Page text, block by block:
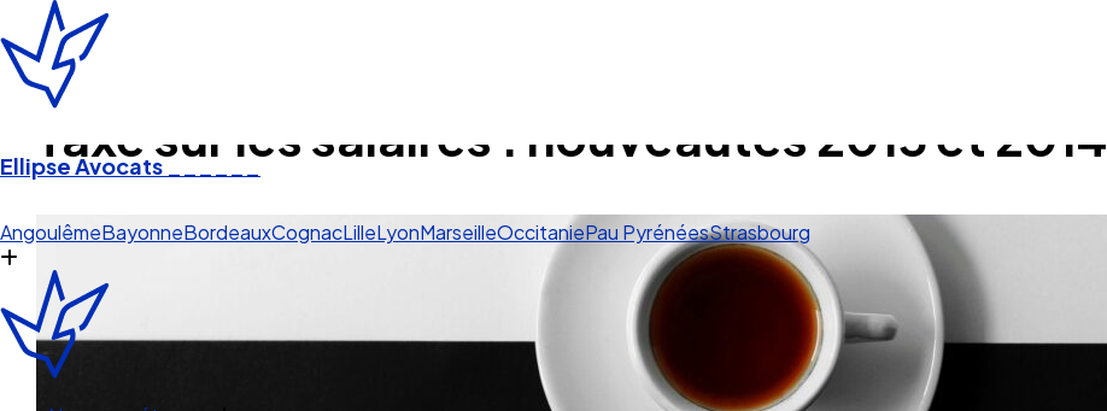
Ellipse Avocats______
Lyon
Angoulême
Occitanie Pau PyrénéesStrasbourg
Taxe sur les salaires : nouveautés 2013 et 2014